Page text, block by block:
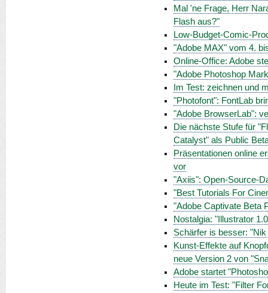
Mal 'ne Frage, Herr
Flash aus?"
Low-Budget-Comic-
"Adobe MAX" vom 4.
Online-Office: Adobe
"Adobe Photoshop
Im Test: zeichnen und
"Photofont": FontLab
"Adobe BrowserLab":
Die nächste Stufe für
Catalyst" als Public
Präsentationen online
vor
"Axiis": Open-Source-
"Best Tutorials For
"Adobe Captivate Beta
Nostalgia: "Illustrator
Schärfer is besser:
Kunst-Effekte auf
neue Version 2 von
Adobe startet
Heute im Test: "Filter